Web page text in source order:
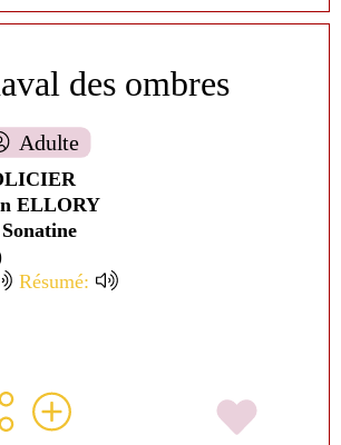
des ombres
Adulte
ELLORY
Sonatine
Résumé: